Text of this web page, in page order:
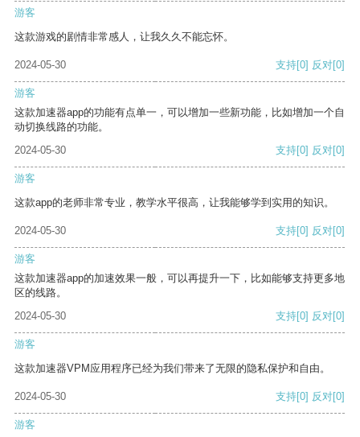
游客
这款游戏的剧情非常感人，让我久久不能忘怀。
2024-05-30 支持[0] 反对[0]
游客
这款加速器app的功能有点单一，可以增加一些新功能，比如增加一个自
动切换线路的功能。
2024-05-30
支持[0] 反对[0]
游客
这款app的老师非常专业，教学水平很高，让我能够学到实用的知识。
2024-05-30 支持[0] 反对[0]
游客
这款加速器app的加速效果一般，可以再提升一下，比如能够支持更多地
区的线路。
2024-05-30
支持[0] 反对[0]
游客
这款加速器VPM应用程序已经为我们带来了无限的隐私保护和自由。
2024-05-30 支持[0] 反对[0]
游客